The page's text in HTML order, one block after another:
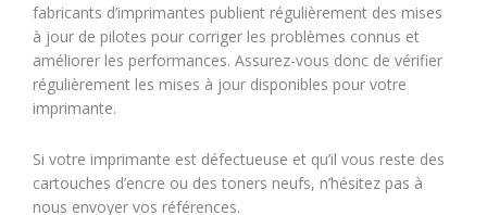
fabricants d’imprimantes publient régulièrement des mises
à jour de pilotes pour corriger les problèmes connus et
améliorer les performances. Assurez-vous donc de vérifier
régulièrement les mises à jour disponibles pour votre
imprimante.
Si votre imprimante est défectueuse et qu’il vous reste des
cartouches d’encre ou des toners neufs, n’hésitez pas à
nous envoyer vos références.